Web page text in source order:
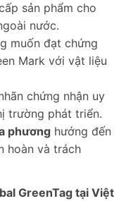
sản phẩm cho
nước.
muốn đạt chứng
Mark với vật liệu
chứng nhận uy
trường phát triển.
phương hướng đến
hoàn và trách
GreenTag tại Việt